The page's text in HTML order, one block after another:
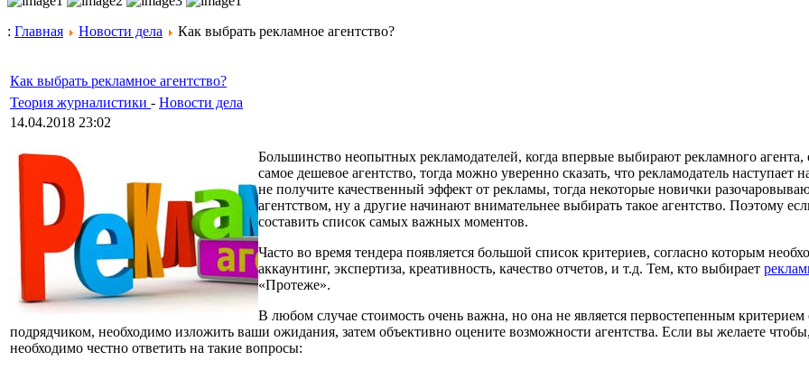
: Главная Новости дела Как выбрать рекламное агентство?
Как выбрать рекламное агентство?
Теория журналистики - Новости дела
14.04.2018 23:02
Большинство неопытных рекламодателей, когда впервые выбирают рекламного
самое дешевое агентство, тогда можно уверенно сказать, что рекламодатель
не получите качественный эффект от рекламы, тогда некоторые новички
агентством, ну а другие начинают внимательнее выбирать такое агентство. Поэтому
составить список самых важных моментов.
Часто во время тендера появляется большой список критериев, согласно которым
аккаунтинг, экспертиза, креативность, качество отчетов, и т.д. Тем, кто выбирает
«Протеже».
В любом случае стоимость очень важна, но она не является первостепенным
подрядчиком, необходимо изложить ваши ожидания, затем объективно оцените возможности агентства. Если вы желаете чтобы,
необходимо честно ответить на такие вопросы: